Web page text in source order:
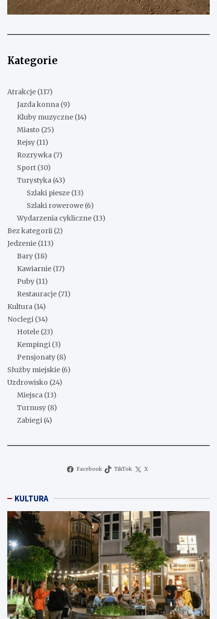
Kategorie
Atrakcje (117)
Jazda konna (9)
Kluby muzyczne (14)
Miasto (25)
Rejsy (11)
Rozrywka (7)
Sport (30)
Turystyka (43)
Szlaki piesze (13)
Szlaki rowerowe (6)
Wydarzenia cykliczne (13)
Bez kategorii (2)
Jedzenie (113)
Bary (18)
Kawiarnie (17)
Puby (11)
Restauracje (71)
Kultura (14)
Noclegi (34)
Hotele (23)
Kempingi (3)
Pensjonaty (8)
Służby miejskie (6)
Uzdrowisko (24)
Miejsca (13)
Turnusy (8)
Zabiegi (4)
Facebook TikTok X
KULTURA